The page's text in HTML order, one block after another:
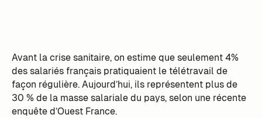
Avant la crise sanitaire, on estime que seulement 4%
des salariés français pratiquaient le télétravail de
façon régulière. Aujourd’hui, ils représentent plus de
30 % de la masse salariale du pays, selon une récente
enquête d’Ouest France.